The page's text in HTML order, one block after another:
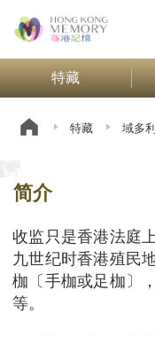
特藏
特藏 域多
简介
收监只是香港法庭
九世纪时香港殖民
枷〔手枷或足枷〕
等。